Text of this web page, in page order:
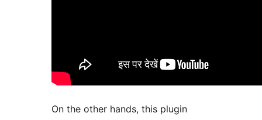
On the other hands, this plugin